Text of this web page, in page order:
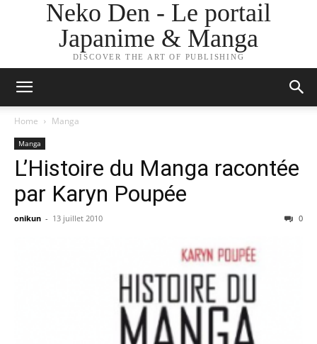
Neko Den - Le portail
Japanime & Manga
DISCOVER THE ART OF PUBLISHING
Home Manga
Manga
L’Histoire du Manga racontée
par Karyn Poupée
onikun - 13 juillet 2010 0